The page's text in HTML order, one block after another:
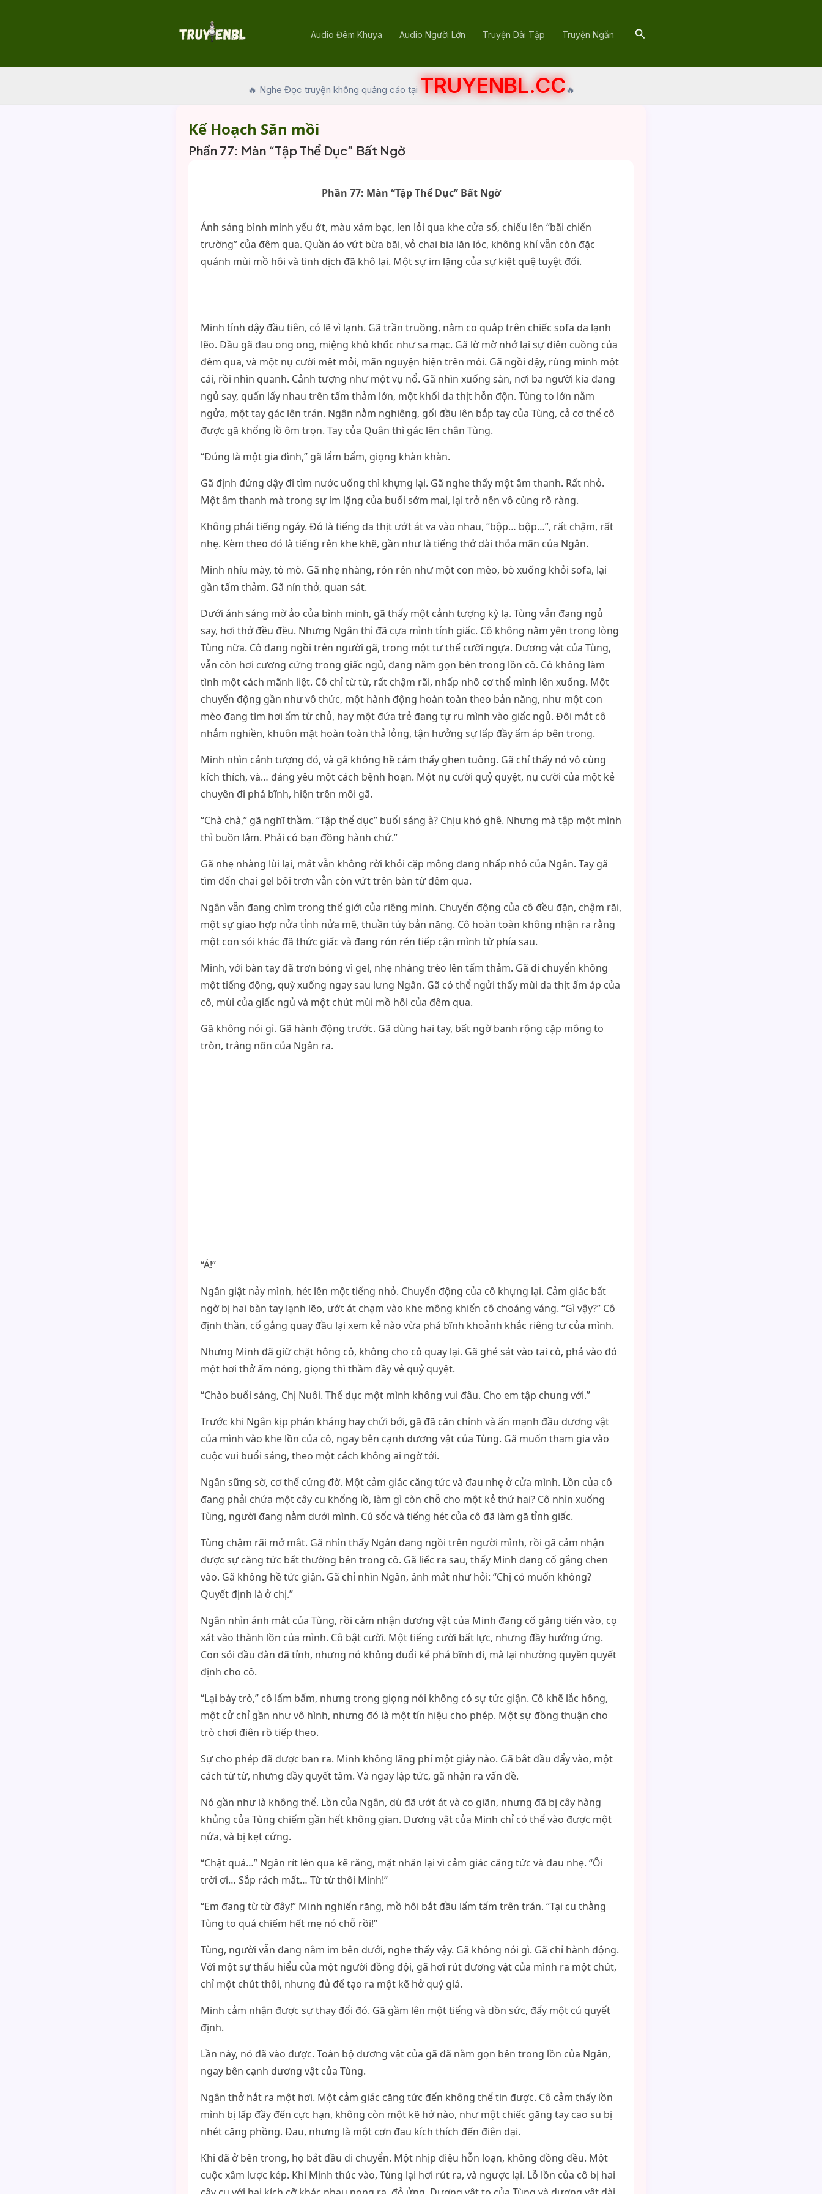
Audio Đêm Khuya Audio Người Lớn Truyện Dài Tập Truyện Ngắn Search
🔥 Nghe Đọc truyện không quảng cáo tại TRUYENBL.CC🔥
Kế Hoạch Săn mồi
Phần 77: Màn “Tập Thể Dục” Bất Ngờ
Phần 77: Màn “Tập Thể Dục” Bất Ngờ
Ánh sáng bình minh yếu ớt, màu xám bạc, len lỏi qua khe cửa sổ, chiếu lên “bãi chiến
trường” của đêm qua. Quần áo vứt bừa bãi, vỏ chai bia lăn lóc, không khí vẫn còn đặc
quánh mùi mồ hôi và tinh dịch đã khô lại. Một sự im lặng của sự kiệt quệ tuyệt đối.
Minh tỉnh dậy đầu tiên, có lẽ vì lạnh. Gã trần truồng, nằm co quắp trên chiếc sofa da lạnh
lẽo. Đầu gã đau ong ong, miệng khô khốc như sa mạc. Gã lờ mờ nhớ lại sự điên cuồng của
đêm qua, và một nụ cười mệt mỏi, mãn nguyện hiện trên môi. Gã ngồi dậy, rùng mình một
cái, rồi nhìn quanh. Cảnh tượng như một vụ nổ. Gã nhìn xuống sàn, nơi ba người kia đang
ngủ say, quấn lấy nhau trên tấm thảm lớn, một khối da thịt hỗn độn. Tùng to lớn nằm
ngửa, một tay gác lên trán. Ngân nằm nghiêng, gối đầu lên bắp tay của Tùng, cả cơ thể cô
được gã khổng lồ ôm trọn. Tay của Quân thì gác lên chân Tùng.
“Đúng là một gia đình,” gã lẩm bẩm, giọng khàn khàn.
Gã định đứng dậy đi tìm nước uống thì khựng lại. Gã nghe thấy một âm thanh. Rất nhỏ.
Một âm thanh mà trong sự im lặng của buổi sớm mai, lại trở nên vô cùng rõ ràng.
Không phải tiếng ngáy. Đó là tiếng da thịt ướt át va vào nhau, “bộp… bộp…”, rất chậm, rất
nhẹ. Kèm theo đó là tiếng rên khe khẽ, gần như là tiếng thở dài thỏa mãn của Ngân.
Minh nhíu mày, tò mò. Gã nhẹ nhàng, rón rén như một con mèo, bò xuống khỏi sofa, lại
gần tấm thảm. Gã nín thở, quan sát.
Dưới ánh sáng mờ ảo của bình minh, gã thấy một cảnh tượng kỳ lạ. Tùng vẫn đang ngủ
say, hơi thở đều đều. Nhưng Ngân thì đã cựa mình tỉnh giấc. Cô không nằm yên trong lòng
Tùng nữa. Cô đang ngồi trên người gã, trong một tư thế cưỡi ngựa. Dương vật của Tùng,
vẫn còn hơi cương cứng trong giấc ngủ, đang nằm gọn bên trong lồn cô. Cô không làm
tình một cách mãnh liệt. Cô chỉ từ từ, rất chậm rãi, nhấp nhô cơ thể mình lên xuống. Một
chuyển động gần như vô thức, một hành động hoàn toàn theo bản năng, như một con
mèo đang tìm hơi ấm từ chủ, hay một đứa trẻ đang tự ru mình vào giấc ngủ. Đôi mắt cô
nhắm nghiền, khuôn mặt hoàn toàn thả lỏng, tận hưởng sự lấp đầy ấm áp bên trong.
Minh nhìn cảnh tượng đó, và gã không hề cảm thấy ghen tuông. Gã chỉ thấy nó vô cùng
kích thích, và… đáng yêu một cách bệnh hoạn. Một nụ cười quỷ quyệt, nụ cười của một kẻ
chuyên đi phá bĩnh, hiện trên môi gã.
“Chà chà,” gã nghĩ thầm. “Tập thể dục” buổi sáng à? Chịu khó ghê. Nhưng mà tập một mình
thì buồn lắm. Phải có bạn đồng hành chứ.”
Gã nhẹ nhàng lùi lại, mắt vẫn không rời khỏi cặp mông đang nhấp nhô của Ngân. Tay gã
tìm đến chai gel bôi trơn vẫn còn vứt trên bàn từ đêm qua.
Ngân vẫn đang chìm trong thế giới của riêng mình. Chuyển động của cô đều đặn, chậm rãi,
một sự giao hợp nửa tỉnh nửa mê, thuần túy bản năng. Cô hoàn toàn không nhận ra rằng
một con sói khác đã thức giấc và đang rón rén tiếp cận mình từ phía sau.
Minh, với bàn tay đã trơn bóng vì gel, nhẹ nhàng trèo lên tấm thảm. Gã di chuyển không
một tiếng động, quỳ xuống ngay sau lưng Ngân. Gã có thể ngửi thấy mùi da thịt ấm áp của
cô, mùi của giấc ngủ và một chút mùi mồ hôi của đêm qua.
Gã không nói gì. Gã hành động trước. Gã dùng hai tay, bất ngờ banh rộng cặp mông to
tròn, trắng nõn của Ngân ra.
“Á!”
Ngân giật nảy mình, hét lên một tiếng nhỏ. Chuyển động của cô khựng lại. Cảm giác bất
ngờ bị hai bàn tay lạnh lẽo, ướt át chạm vào khe mông khiến cô choáng váng. “Gì vậy?” Cô
định thần, cố gắng quay đầu lại xem kẻ nào vừa phá bĩnh khoảnh khắc riêng tư của mình.
Nhưng Minh đã giữ chặt hông cô, không cho cô quay lại. Gã ghé sát vào tai cô, phả vào đó
một hơi thở ấm nóng, giọng thì thầm đầy vẻ quỷ quyệt.
“Chào buổi sáng, Chị Nuôi. Thể dục một mình không vui đâu. Cho em tập chung với.”
Trước khi Ngân kịp phản kháng hay chửi bới, gã đã căn chỉnh và ấn mạnh đầu dương vật
của mình vào khe lồn của cô, ngay bên cạnh dương vật của Tùng. Gã muốn tham gia vào
cuộc vui buổi sáng, theo một cách không ai ngờ tới.
Ngân sững sờ, cơ thể cứng đờ. Một cảm giác căng tức và đau nhẹ ở cửa mình. Lồn của cô
đang phải chứa một cây cu khổng lồ, làm gì còn chỗ cho một kẻ thứ hai? Cô nhìn xuống
Tùng, người đang nằm dưới mình. Cú sốc và tiếng hét của cô đã làm gã tỉnh giấc.
Tùng chậm rãi mở mắt. Gã nhìn thấy Ngân đang ngồi trên người mình, rồi gã cảm nhận
được sự căng tức bất thường bên trong cô. Gã liếc ra sau, thấy Minh đang cố gắng chen
vào. Gã không hề tức giận. Gã chỉ nhìn Ngân, ánh mắt như hỏi: “Chị có muốn không?
Quyết định là ở chị.”
Ngân nhìn ánh mắt của Tùng, rồi cảm nhận dương vật của Minh đang cố gắng tiến vào, cọ
xát vào thành lồn của mình. Cô bật cười. Một tiếng cười bất lực, nhưng đầy hưởng ứng.
Con sói đầu đàn đã tỉnh, nhưng nó không đuổi kẻ phá bĩnh đi, mà lại nhường quyền quyết
định cho cô.
“Lại bày trò,” cô lẩm bẩm, nhưng trong giọng nói không có sự tức giận. Cô khẽ lắc hông,
một cử chỉ gần như vô hình, nhưng đó là một tín hiệu cho phép. Một sự đồng thuận cho
trò chơi điên rồ tiếp theo.
Sự cho phép đã được ban ra. Minh không lãng phí một giây nào. Gã bắt đầu đẩy vào, một
cách từ từ, nhưng đầy quyết tâm. Và ngay lập tức, gã nhận ra vấn đề.
Nó gần như là không thể. Lồn của Ngân, dù đã ướt át và co giãn, nhưng đã bị cây hàng
khủng của Tùng chiếm gần hết không gian. Dương vật của Minh chỉ có thể vào được một
nửa, và bị kẹt cứng.
“Chật quá…” Ngân rít lên qua kẽ răng, mặt nhăn lại vì cảm giác căng tức và đau nhẹ. “Ôi
trời ơi… Sắp rách mất… Từ từ thôi Minh!”
“Em đang từ từ đây!” Minh nghiến răng, mồ hôi bắt đầu lấm tấm trên trán. “Tại cu thằng
Tùng to quá chiếm hết mẹ nó chỗ rồi!”
Tùng, người vẫn đang nằm im bên dưới, nghe thấy vậy. Gã không nói gì. Gã chỉ hành động.
Với một sự thấu hiểu của một người đồng đội, gã hơi rút dương vật của mình ra một chút,
chỉ một chút thôi, nhưng đủ để tạo ra một kẽ hở quý giá.
Minh cảm nhận được sự thay đổi đó. Gã gầm lên một tiếng và dồn sức, đẩy một cú quyết
định.
Lần này, nó đã vào được. Toàn bộ dương vật của gã đã nằm gọn bên trong lồn của Ngân,
ngay bên cạnh dương vật của Tùng.
Ngân thở hắt ra một hơi. Một cảm giác căng tức đến không thể tin được. Cô cảm thấy lồn
mình bị lấp đầy đến cực hạn, không còn một kẽ hở nào, như một chiếc găng tay cao su bị
nhét căng phồng. Đau, nhưng là một cơn đau kích thích đến điên dại.
Khi đã ở bên trong, họ bắt đầu di chuyển. Một nhịp điệu hỗn loạn, không đồng đều. Một
cuộc xâm lược kép. Khi Minh thúc vào, Tùng lại hơi rút ra, và ngược lại. Lỗ lồn của cô bị hai